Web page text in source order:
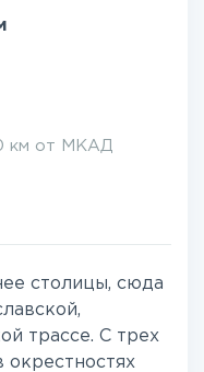
км от МКАД
столицы, сюда
трассе. С трех
окрестностях